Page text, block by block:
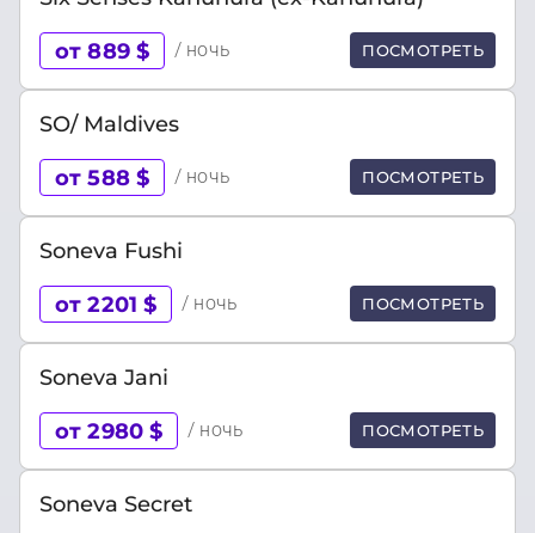
от 889 $ / ночь ПОСМОТРЕТЬ
SO/ Maldives
от 588 $ / ночь ПОСМОТРЕТЬ
Soneva Fushi
от 2201 $ / ночь ПОСМОТРЕТЬ
Soneva Jani
от 2980 $ / ночь ПОСМОТРЕТЬ
Soneva Secret